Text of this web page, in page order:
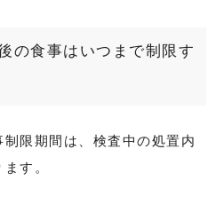
の食事はいつまで制限す
限期間は、検査中の処置内
す。